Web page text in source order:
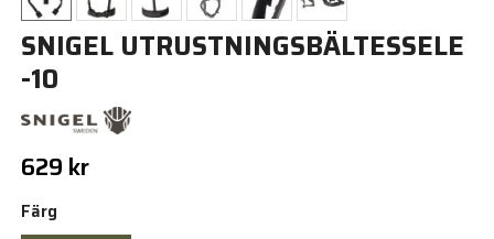
SNIGEL UTRUSTNINGSBÄLTESSELE
-10
629 kr
Färg